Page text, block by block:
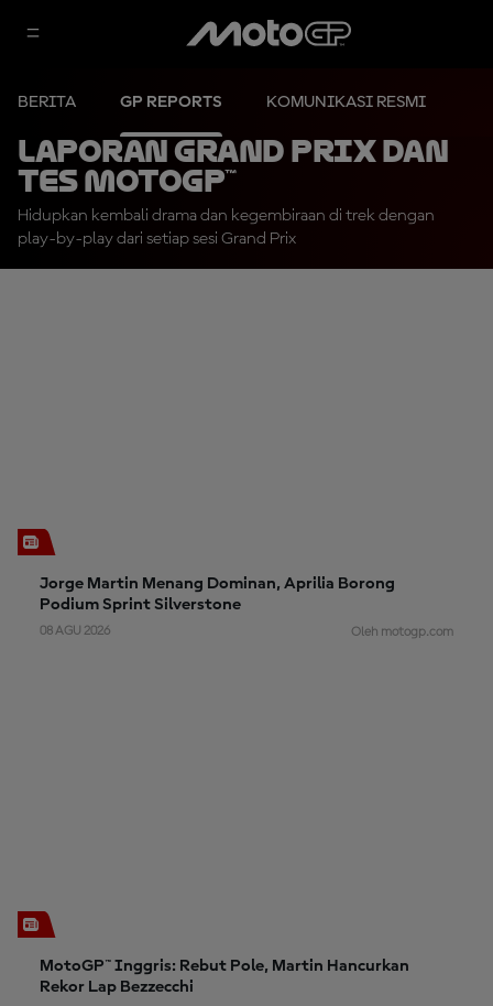
BERITA GP REPORTS KOMUNIKASI RESMI
Laporan Grand Prix dan
Tes MotoGP™
Hidupkan kembali drama dan kegembiraan di trek dengan
play-by-play dari setiap sesi Grand Prix
Jorge Martin Menang Dominan, Aprilia Borong
Podium Sprint Silverstone
08 AGU 2026 Oleh motogp.com
MotoGP™ Inggris: Rebut Pole, Martin Hancurkan
Rekor Lap Bezzecchi